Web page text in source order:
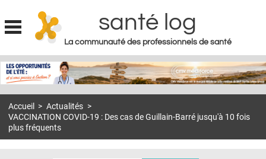
Jump to navigation
santé log
La communauté des professionnels de santé
MON COMPTE
S'ABONNER À LA REVUE SOIN À DOMICILE
ACTUS
Accueil > Actualités >
VACCINATION COVID-19 : Des cas de Guillain-Barré jusqu'à 10 fois
plus fréquents